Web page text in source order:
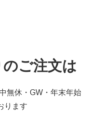
ご注文は
無休・GW・年末年始
ります